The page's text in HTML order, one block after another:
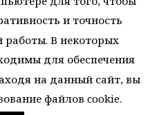
учреждение
Все права защищены.
НАЧАЛУ
и точность
В некоторых
для обеспечения
на данный сайт, вы
файлов cookie.
Мб